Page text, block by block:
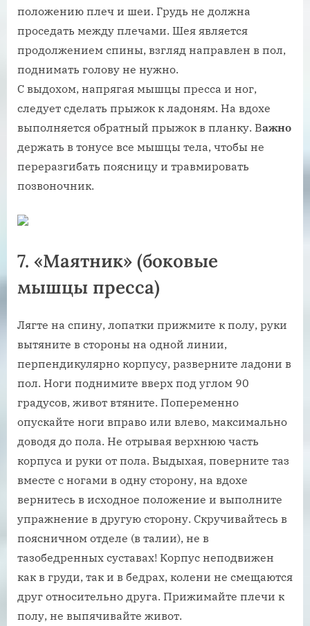
положению плеч и шеи. Грудь не должна
проседать между плечами. Шея является
продолжением спины, взгляд направлен в пол,
поднимать голову не нужно.
С выдохом, напрягая мышцы пресса и ног,
следует сделать прыжок к ладоням. На вдохе
выполняется обратный прыжок в планку. Важно
держать в тонусе все мышцы тела, чтобы не
переразгибать поясницу и травмировать
позвоночник.
7. «Маятник» (боковые
мышцы пресса)
Лягте на спину, лопатки прижмите к полу, руки
вытяните в стороны на одной линии,
перпендикулярно корпусу, разверните ладони в
пол. Ноги поднимите вверх под углом 90
градусов, живот втяните. Попеременно
опускайте ноги вправо или влево, максимально
доводя до пола. Не отрывая верхнюю часть
корпуса и руки от пола. Выдыхая, поверните таз
вместе с ногами в одну сторону, на вдохе
вернитесь в исходное положение и выполните
упражнение в другую сторону. Скручивайтесь в
поясничном отделе (в талии), не в
тазобедренных суставах! Корпус неподвижен
как в груди, так и в бедрах, колени не смещаются
друг относительно друга. Прижимайте плечи к
полу, не выпячивайте живот.